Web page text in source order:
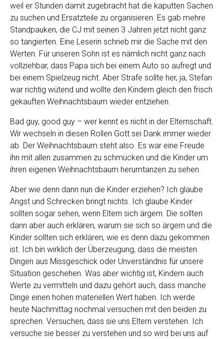
weil er Stunden damit zugebracht hat die kaputten Sachen
zu suchen und Ersatzteile zu organisieren. Es gab mehre
Standpauken, die CJ mit seinen 3 Jahren jetzt nicht ganz
so tangierten. Eine Leserin schrieb mir die Sache mit den
Werten. Für unseren Sohn ist es nämlich nicht ganz nach
vollziehbar, dass Papa sich bei einem Auto so aufregt und
bei einem Spielzeug nicht. Aber Strafe sollte her, ja, Stefan
war richtig wütend und wollte den Kindern gleich den frisch
gekauften Weihnachtsbaum wieder entziehen.
Bad guy, good guy – wer kennt es nicht in der Elternschaft.
Wir wechseln in diesen Rollen Gott sei Dank immer wieder
ab. Der Weihnachtsbaum steht also. Es war eine Freude
ihn mit allen zusammen zu schmücken und die Kinder um
ihren eigenen Weihnachtsbaum herumtanzen zu sehen.
Aber wie denn dann nun die Kinder erziehen? Ich glaube
Angst und Schrecken bringt nichts. Ich glaube Kinder
sollten sogar sehen, wenn Eltern sich ärgern. Die sollten
dann aber auch erklären, warum sie sich so ärgern und die
Kinder sollten sich erklären, wie es denn dazu gekommen
ist. Ich bin wirklich der Überzeugung, dass die meisten
Dingen aus Missgeschick oder Unverständnis für unsere
Situation geschehen. Was aber wichtig ist, Kindern auch
Werte zu vermitteln und dazu gehört auch, dass manche
Dinge einen hohen materiellen Wert haben. Ich werde
heute Nachmittag nochmal versuchen mit den beiden zu
sprechen. Versuchen, dass sie uns Eltern verstehen. Ich
versuche sie besser zu verstehen und so wird bei uns auf